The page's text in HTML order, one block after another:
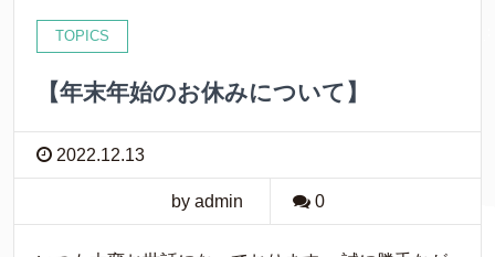
TOPICS
【年末年始のお休みについて】
2022.12.13
by admin 0